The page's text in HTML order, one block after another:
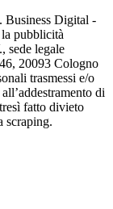
Business Digital -
pubblicità
sede legale
20093 Cologno
trasmessi e/o
di
fatto divieto
scraping.